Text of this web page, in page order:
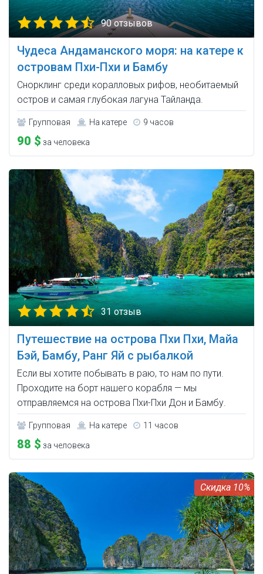
90 отзывов
Чудеса Андаманского моря: на катере к
островам Пхи-Пхи и Бамбу
Снорклинг среди коралловых рифов, необитаемый
остров и самая глубокая лагуна Тайланда.
Групповая На катере 9 часов
90 $ за человека
31 отзыв
Путешествие на острова Пхи Пхи, Майа
Бэй, Бамбу, Ранг Яй с рыбалкой
Если вы хотите побывать в раю, то нам по пути.
Проходите на борт нашего корабля — мы
отправляемся на острова Пхи-Пхи Дон и Бамбу.
Групповая На катере 11 часов
88 $ за человека
10%